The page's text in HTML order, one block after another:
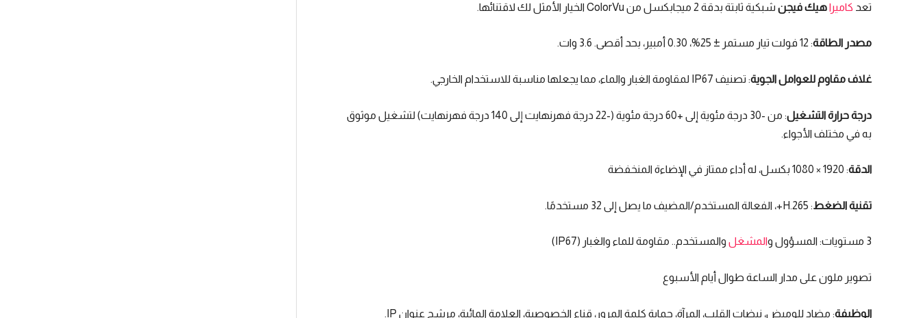
تعد كاميراهيك فيجن شبكية ثابتة بدقة 2 ميجابكسل من ColorVu الخيار الأمثل لك لاقتنائها.
مصدر الطاقة: 12 فولت تيار مستمر ± 25%، 0.30 أمبير، بحد أقصى. 3.6 وات.
غلاف مقاوم للعوامل الجوية: تصنيف IP67 لمقاومة الغبار والماء، مما يجعلها مناسبة للاستخدام الخارجي.
درجة حرارة التشغيل
: من -30 درجة مئوية إلى +60 درجة مئوية (-22 درجة فهرنهايت إلى 140 درجة فهرنهايت) لتشغيل موثوق
به في مختلف الأجواء.
الدقة: 1920 × 1080 بكسل، له أداء ممتاز في الإضاءة المنخفضة
تقنية الضغط: H.265+، الفعالة المستخدم/المضيف ما يصل إلى 32 مستخدمًا.
3 مستويات: المسؤول و المشغل والمستخدم.. مقاومة للماء والغبار (IP67)
تصوير ملون على مدار الساعة طوال أيام الأسبوع
الوظيفة: مضاد للوميض، نبضات القلب، المرآة، حماية كلمة المرور، قناع الخصوصية، العلامة المائية، مرشح عنوان IP.